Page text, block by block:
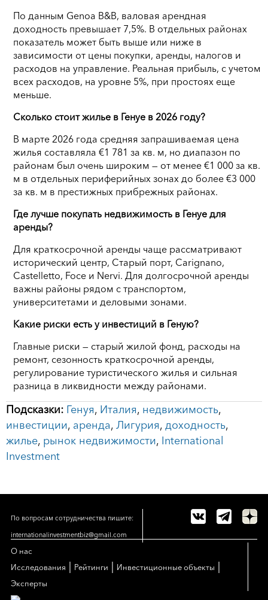
По данным Genoa B&B, валовая арендная
доходность превышает 7,5%. В отдельных районах
показатель может быть выше или ниже в
зависимости от цены покупки, аренды, налогов и
расходов на управление. Реальная прибыль, с учетом
всех расходов, на уровне 5%, при простоях еще
меньше.
Сколько стоит жилье в Генуе в 2026 году?
В марте 2026 года средняя запрашиваемая цена
жилья составляла €1 781 за кв. м, но диапазон по
районам был очень широким — от менее €1 000 за кв.
м в отдельных периферийных зонах до более €3 000
за кв. м в престижных прибрежных районах.
Где лучше покупать недвижимость в Генуе для
аренды?
Для краткосрочной аренды чаще рассматривают
исторический центр, Старый порт, Carignano,
Castelletto, Foce и Nervi. Для долгосрочной аренды
важны районы рядом с транспортом,
университетами и деловыми зонами.
Какие риски есть у инвестиций в Геную?
Главные риски — старый жилой фонд, расходы на
ремонт, сезонность краткосрочной аренды,
регулирование туристического жилья и сильная
разница в ликвидности между районами.
Подсказки: Генуя, Италия, недвижимость,
инвестиции, аренда, Лигурия, доходность,
жилье, рынок недвижимости, International
Investment
По вопросам сотрудничества пишите:
internationalinvestmentbiz@gmail.com
О нас
Исследования
Рейтинги Инвестиционные объекты
Эксперты